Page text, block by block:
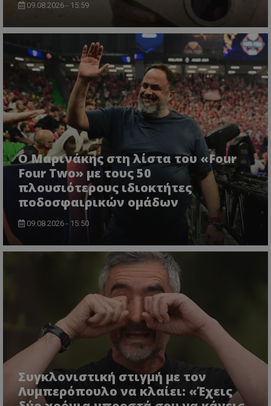
09.08.2026 - 15:59
Ο Μαρινάκης στη λίστα του «Four
Four Two» με τους 50
πλουσιότερους ιδιοκτήτες
ποδοσφαιρικών ομάδων
09.08.2026 - 15:50
Συγκλονιστική στιγμή με τον
Λυμπερόπουλο να κλαίει: «Έχεις